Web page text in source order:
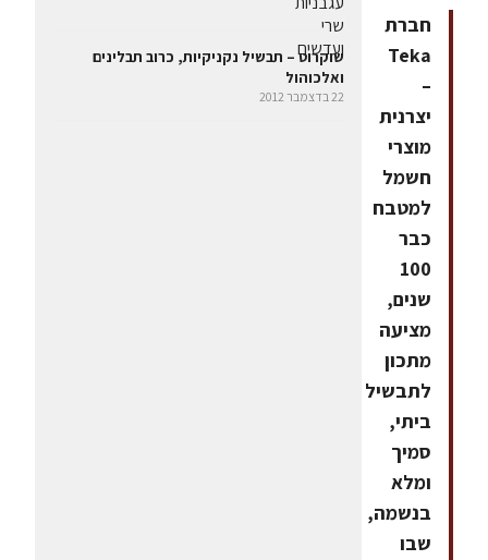
חברת
Teka
–
יצרנית
מוצרי
חשמל
למטבח
כבר
100
שנים,
מציעה
מתכון
לתבשיל
ביתי,
סמיך
ומלא
בנשמה,
שבו
שוקרוט – תבשיל נקניקיות, כרוב תבלינים
ואלכוהול
22 בדצמבר 2012